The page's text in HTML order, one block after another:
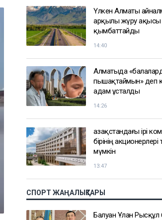
Үлкен Алматы
арқылы жүру ақысы
қымбаттайды
14:40
Алматыда
пышақтаймын» деп
адам ұсталды
14:26
Қазақстандағы ірі
бірінің
мүмкін
13:47
СПОРТ ЖАҢАЛЫҚТАРЫ
Балуан Ұлан